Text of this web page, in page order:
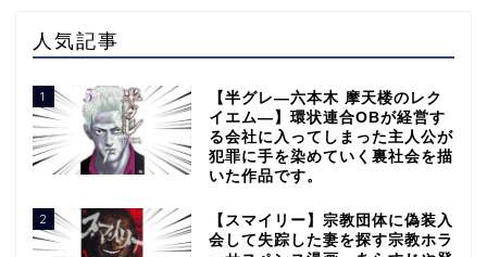
人気記事
1
【半グレ―六本木 摩天楼のレク
イエム―】環状連合OBが経営す
る会社に入ってしまった主人公が
犯罪に手を染めていく裏社会を描
いた作品です。
2
【スマイリー】宗教団体に偽装入
会して失踪した妻を探す宗教ホラ